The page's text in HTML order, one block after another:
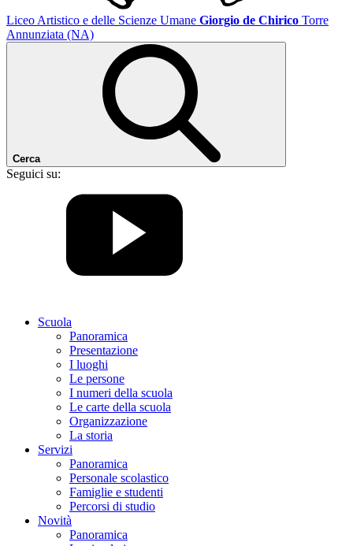
Liceo Artistico e delle Scienze Umane Giorgio de Chirico Torre
Annunziata (NA)
Cerca
Seguici su:
Scuola
Panoramica
Presentazione
I luoghi
Le persone
I numeri della scuola
Le carte della scuola
Organizzazione
La storia
Servizi
Panoramica
Personale scolastico
Famiglie e studenti
Percorsi di studio
Novità
Panoramica